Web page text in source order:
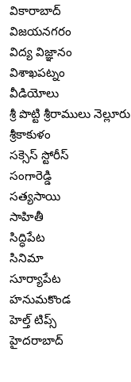
వికారాబాద్
విజయనగరం
విద్య విజ్ఞానం
విశాఖపట్నం
వీడియోలు
శ్రీ పొట్టి శ్రీరాములు నెల్లూరు
శ్రీకాకుళం
సక్సెస్ స్టోరీస్
సంగారెడ్డి
సత్యసాయి
సాహితీ
సిద్ధిపేట
సినిమా
సూర్యాపేట
హనుమకొండ
హెల్త్ టిప్స్
హైదరాబాద్